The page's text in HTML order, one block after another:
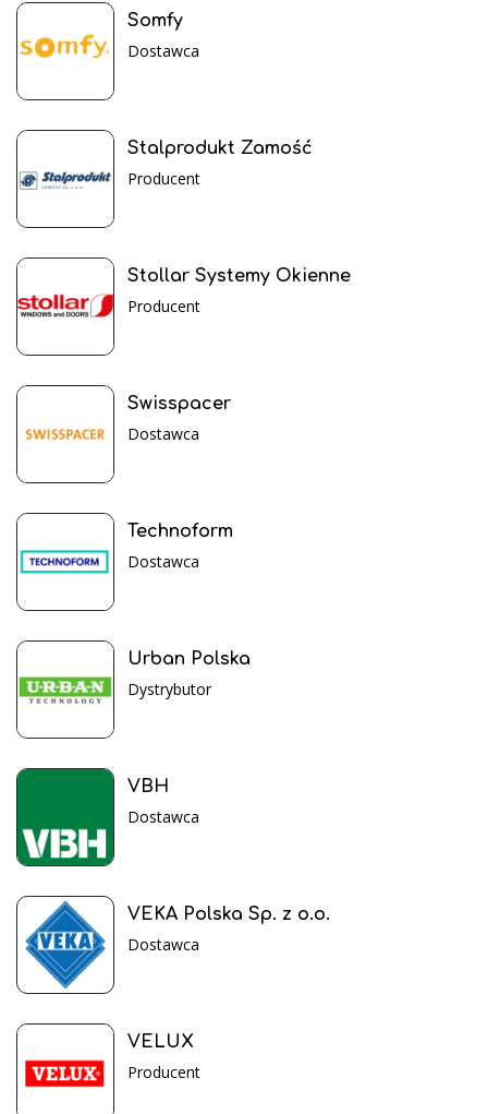
Somfy
Dostawca
Stalprodukt Zamość
Producent
Stollar Systemy Okienne
Producent
Swisspacer
Dostawca
Technoform
Dostawca
Urban Polska
Dystrybutor
VBH
Dostawca
VEKA Polska Sp. z o.o.
Dostawca
VELUX
Producent